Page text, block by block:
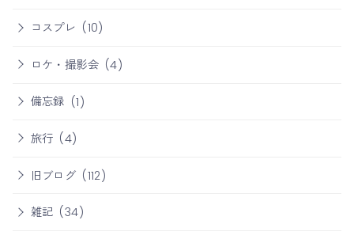
コスプレ (10)
ロケ・撮影会 (4)
備忘録 (1)
旅行 (4)
旧ブログ (112)
雑記 (34)